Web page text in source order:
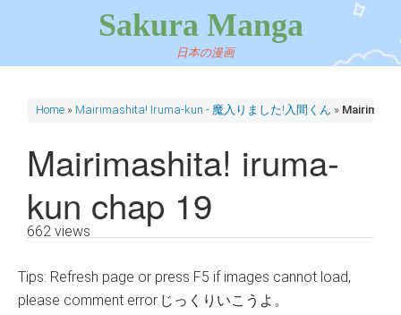
Sakura Manga
日本の漫画
Home » Mairimashita! Iruma-kun - 魔入りました!入間くん »
Mairimashita! iruma-
kun chap 19
662 views
Tips: Refresh page or press F5 if images cannot load,
please comment error.じっくりいこうよ。